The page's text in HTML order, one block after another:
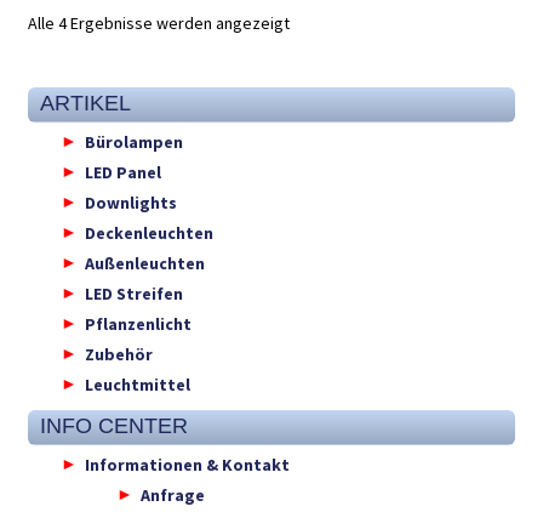
Alle 4 Ergebnisse werden angezeigt
ARTIKEL
Bürolampen
LED Panel
Downlights
Deckenleuchten
Außenleuchten
LED Streifen
Pflanzenlicht
Zubehör
Leuchtmittel
INFO CENTER
Informationen & Kontakt
Anfrage